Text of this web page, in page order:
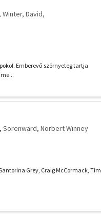
Winter, David
Emberevő szörnyeteg tartja
Sorenward Norbert Winney
Grey, Craig McCormack, Tim